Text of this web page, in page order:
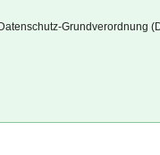
Grundverordnung